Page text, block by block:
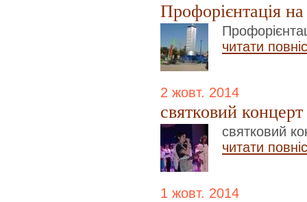
Профорієнтація
читати
2 жовт. 2014
святковий
святковий
читати
1 жовт. 2014